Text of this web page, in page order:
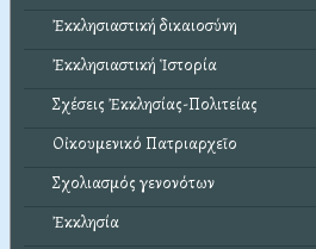
Ἐκκλησιαστική δικαιοσύνη
Ἐκκλησιαστική Ἱστορία
Σχέσεις Ἐκκλησίας-Πολιτείας
Οἰκουμενικό Πατριαρχεῖο
Σχολιασμός γενονότων
Ἐκκλησία